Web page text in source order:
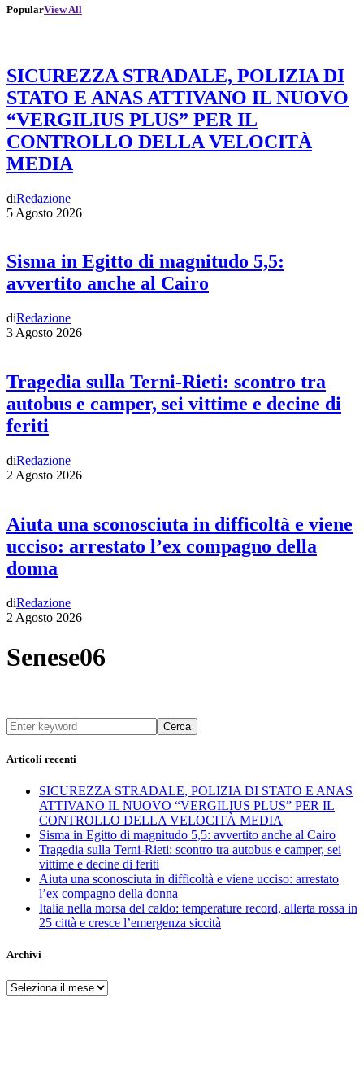
PopularView All
SICUREZZA STRADALE, POLIZIA DI
STATO E ANAS ATTIVANO IL NUOVO
“VERGILIUS PLUS” PER IL
CONTROLLO DELLA VELOCITÀ
MEDIA
diRedazione
5 Agosto 2026
Sisma in Egitto di magnitudo 5,5:
avvertito anche al Cairo
diRedazione
3 Agosto 2026
Tragedia sulla Terni-Rieti: scontro tra
autobus e camper, sei vittime e decine di
feriti
diRedazione
2 Agosto 2026
Aiuta una sconosciuta in difficoltà e viene
ucciso: arrestato l’ex compagno della
donna
diRedazione
2 Agosto 2026
Senese06
Cerca
Articoli recenti
SICUREZZA STRADALE, POLIZIA DI STATO E ANAS
ATTIVANO IL NUOVO “VERGILIUS PLUS” PER IL
CONTROLLO DELLA VELOCITÀ MEDIA
Sisma in Egitto di magnitudo 5,5: avvertito anche al Cairo
Tragedia sulla Terni-Rieti: scontro tra autobus e camper, sei
vittime e decine di feriti
Aiuta una sconosciuta in difficoltà e viene ucciso: arrestato
l’ex compagno della donna
Italia nella morsa del caldo: temperature record, allerta rossa in
25 città e cresce l’emergenza siccità
Archivi
Archivi